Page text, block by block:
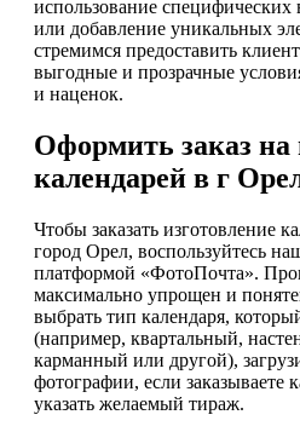
использование специфических
или добавление уникальных
стремимся предоставить
выгодные и прозрачные
и наценок.
Оформить заказ на
календарей в г
Чтобы заказать изготовление
город Орел, воспользуйтесь
платформой «ФотоПочта».
максимально упрощен и
выбрать тип календаря,
(например, квартальный,
карманный или другой),
фотографии, если заказываете
указать желаемый тираж.